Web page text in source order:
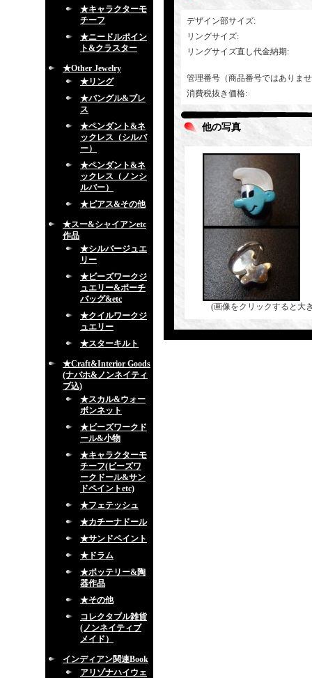
★キャラクターモ
チーフ
★ニードルポイン
ト&クラスター
★Other Jewelry
★リング
★バングル&ブレ
ス
★ペンダント&ネ
ックレス（シルバ
ー）
★ペンダント&ネ
ックレス（ノンシ
ルバー）
★ピアス&その他
★スー&シャイアンetc
作品
★シルバージュエ
リー
★ビーズワークジ
ュエリー&ポーチ
バッグ&etc
★クイルワークジ
ュエリー
★スターキルト
★Craft&Interior Goods
(ナバホ&ノンネイティ
ブ込)
★スカル&ウォー
ボンネット
★ビーズワークド
ール&小物
★キャラクターモ
チーフ(ビーズワ
ークドール&サン
ドペイントetc)
★フェテッシュ
★カチーナドール
★サンドペイント
★ドラム
★ポッテリー&陶
器作品
★その他
コレクタブル雑貨
(ノンネイティブ
メイド）
インディアン関連Book
アリゾナハイウェ
デザイン部サイズ:
リングサイズ:
リングサイズ直し代金納期:
管理番号（商品番号ではありま
消費税抜き価格:
他の写真
(画像をクリックすると大